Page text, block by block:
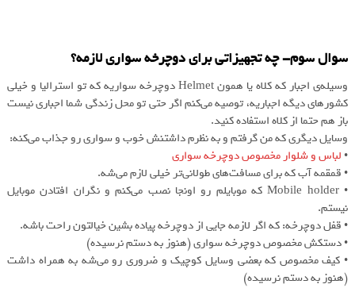
سوال سوم- چه تجهیزاتی برای دوچرخه سواری لازمه؟‌
وسیله‌ی اجبار که کلاه یا همون Helmet دوچرخه سواریه که تو استرالیا و خیلی
کشورهای دیگه اجباریه، توصیه می‌کنم اگر حتی تو محل زندگی شما اجباری نیست
باز هم حتما از کلاه استفاده کنید.
وسایل دیگری که من گرفتم و به نظرم داشتنش خوب و سواری رو جذاب می‌کنه:‌
• لباس و شلوار مخصوص دوچرخه سواری
• قمقمه آب که برای مسافت‌های طولانی‌تر خیلی لازم می‌شه.
• Mobile holder که موبایلم رو اونجا نصب می‌کنم و نگران افتادن موبایل
نیستم.
• قفل دوچرخه:‌ که اگر لازمه جایی از دوچرخه پیاده بشین خیالتون راحت باشه.
• دستکش مخصوص دوچرخه سواری (هنوز به دستم نرسیده)
• کیف مخصوص که بعضی وسایل کوچیک و ضروری رو می‌شه به همراه داشت
(هنوز به دستم نرسیده)